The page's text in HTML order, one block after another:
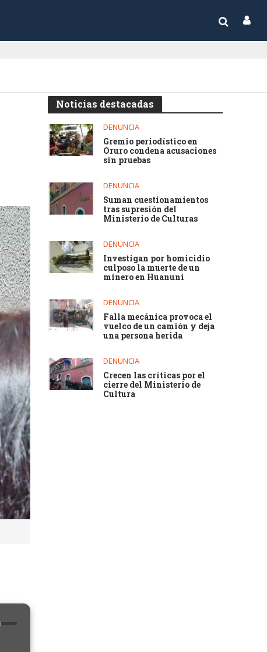
Noticias destacadas
DENUNCIA
Gremio periodístico en
Oruro condena acusaciones
sin pruebas
DENUNCIA
Suman cuestionamientos
tras supresión del
Ministerio de Culturas
DENUNCIA
Investigan por homicidio
culposo la muerte de un
minero en Huanuni
DENUNCIA
Falla mecánica provoca el
vuelco de un camión y deja
una persona herida
DENUNCIA
Crecen las críticas por el
cierre del Ministerio de
Cultura